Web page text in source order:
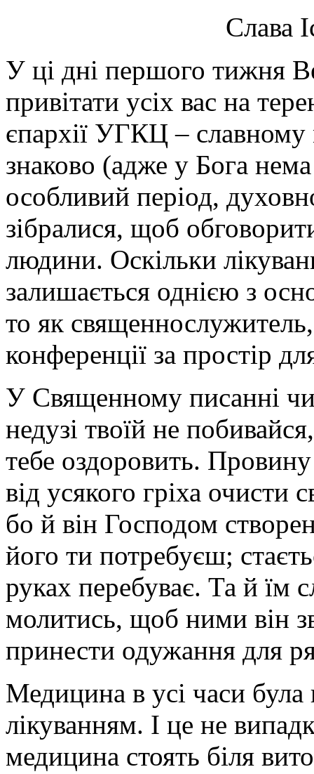
Слава
У ці дні першого тижня
привітати усіх вас на
єпархії УГКЦ – славному
знаково (адже у Бога
особливий період,
зібралися, щоб
людини. Оскільки
залишається однією з
то як
конференції за простір
У Священному писанні
недузі твоїй не
тебе оздоровить.
від усякого гріха очисти
бо й він Господом
його ти потребуєш;
руках перебуває. Та й їм
молитись, щоб ними він
принести одужання для
Медицина в усі часи була
лікуванням. І це не
медицина стоять біля